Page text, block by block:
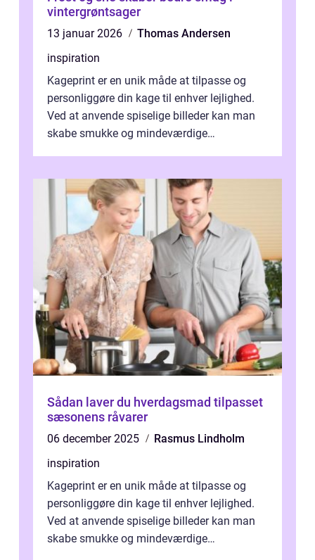
vintergrøntsager
13 januar 2026
Thomas Andersen
inspiration
Kageprint er en unik måde at tilpasse og
personliggøre din kage til enhver lejlighed.
Ved at anvende spiselige billeder kan man
skabe smukke og mindeværdige
Sådan laver du hverdagsmad tilpasset
sæsonens råvarer
06 december 2025
Rasmus Lindholm
inspiration
Kageprint er en unik måde at tilpasse og
personliggøre din kage til enhver lejlighed.
Ved at anvende spiselige billeder kan man
skabe smukke og mindeværdige